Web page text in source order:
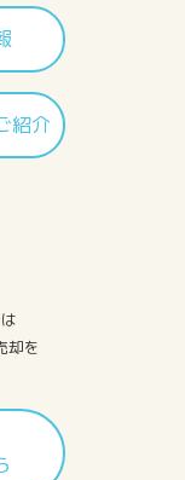
紹介
却を